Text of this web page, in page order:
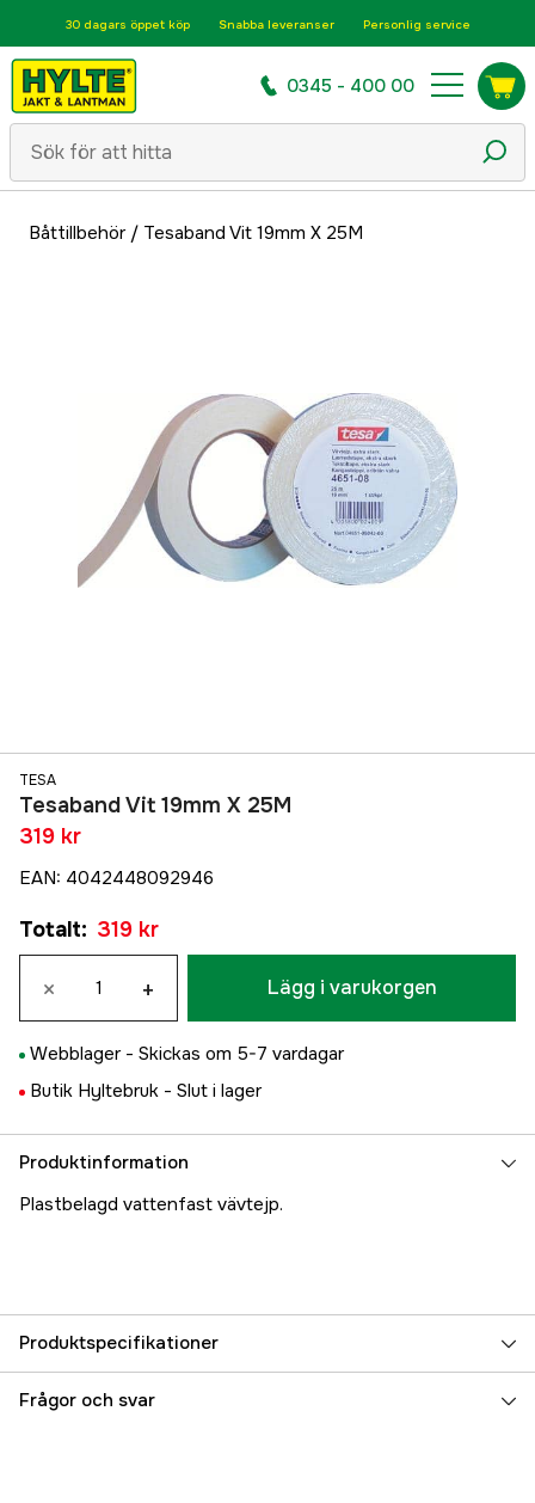
30 dagars öppet köp Snabba leveranser Personlig service
0345 - 400 00
Båttillbehör/ Tesaband Vit 19mm X 25M
TESA
Tesaband Vit 19mm X 25M
319 kr
EAN: 4042448092946
Totalt: 319 kr
× + Lägg i varukorgen
Webblager - Skickas om 5-7 vardagar
Butik Hyltebruk - Slut i lager
Produktinformation
Plastbelagd vattenfast vävtejp.
Produktspecifikationer
Referensnummer 5000024788
Frågor och svar